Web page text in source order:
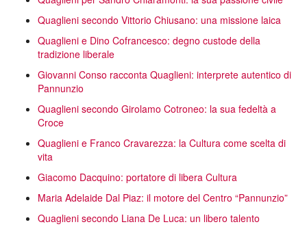
Quaglieni secondo Vittorio Chiusano: una missione laica
Quaglieni e Dino Cofrancesco: degno custode della
tradizione liberale
Giovanni Conso racconta Quaglieni: interprete autentico di
Pannunzio
Quaglieni secondo Girolamo Cotroneo: la sua fedeltà a
Croce
Quaglieni e Franco Cravarezza: la Cultura come scelta di
vita
Giacomo Dacquino: portatore di libera Cultura
Maria Adelaide Dal Piaz: il motore del Centro “Pannunzio”
Quaglieni secondo Liana De Luca: un libero talento